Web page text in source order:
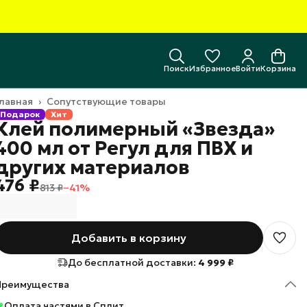
ПоискИзбранноеВойтиКорзина
Сопутствующие товары
›
Подарок Хит
полимерный «Звезда»
мл от Регул для ПВХ и
материалов
₽813 ₽−41%
Добавить в корзину
До бесплатной доставки: 4 999 ₽